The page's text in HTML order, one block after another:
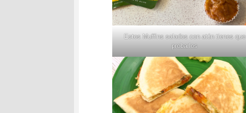
Estos Muffins salados con atún tienes que
probarlos